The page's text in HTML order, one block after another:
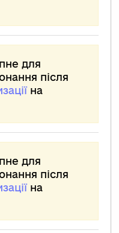
для
після
на
для
після
на